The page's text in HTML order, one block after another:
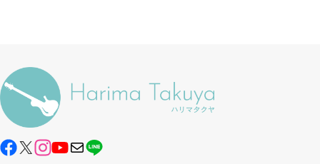
X メール